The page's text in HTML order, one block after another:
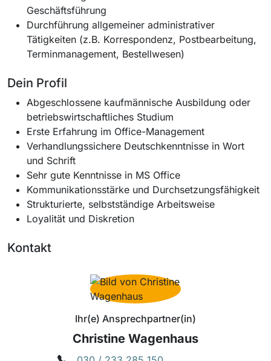
Geschäftsführung
Durchführung allgemeiner administrativer
Tätigkeiten (z.B. Korrespondenz, Postbearbeitung,
Terminmanagement, Bestellwesen)
Dein Profil
Abgeschlossene kaufmännische Ausbildung oder
betriebswirtschaftliches Studium
Erste Erfahrung im Office-Management
Verhandlungssichere Deutschkenntnisse in Wort
und Schrift
Sehr gute Kenntnisse in MS Office
Kommunikationsstärke und Durchsetzungsfähigkeit
Strukturierte, selbstständige Arbeitsweise
Loyalität und Diskretion
Kontakt
Ihr(e) Ansprechpartner(in)
Christine Wagenhaus